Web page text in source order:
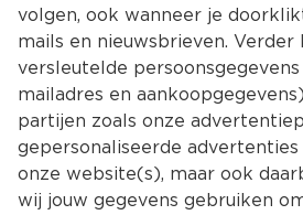
Terug
volgen, ook wanneer je
mails en nieuwsbrieven. Verder
versleutelde
mailadres en
partijen zoals onze
gepersonaliseerde
onze website(s), maar ook
wij jouw gegevens gebruiken